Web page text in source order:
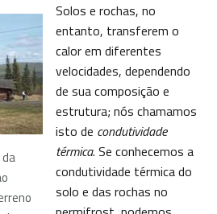
Solos e rochas, no
entanto, transferem o
calor em diferentes
velocidades, dependendo
de sua composição e
estrutura; nós chamamos
isto de condutividade
térmica. Se conhecemos a
condutividade térmica do
solo e das rochas no